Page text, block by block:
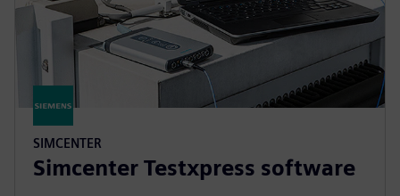
SIMCENTER
Simcenter Testxpress software